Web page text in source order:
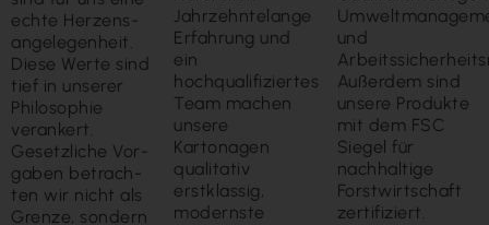
echte Herzens­
ange­legen­heit.
Diese Werte sind
tief in unserer
Philo­sophie
veran­kert.
Gesetz­liche Vor­
gaben betrach­
ten wir nicht als
Grenze, sondern
Jahrzehntelange
Erfahrung und
ein
hochqualifiziertes
Team machen
unsere
Kartonagen
qualitativ
erstklassig,
modernste
und
Außerdem sind
unsere Produkte
mit dem FSC
Siegel für
nachhaltige
Forstwirtschaft
zertifiziert.